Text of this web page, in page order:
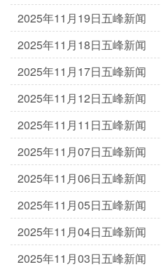
2025年11月19日五峰新闻
2025年11月18日五峰新闻
2025年11月17日五峰新闻
2025年11月12日五峰新闻
2025年11月11日五峰新闻
2025年11月07日五峰新闻
2025年11月06日五峰新闻
2025年11月05日五峰新闻
2025年11月04日五峰新闻
2025年11月03日五峰新闻